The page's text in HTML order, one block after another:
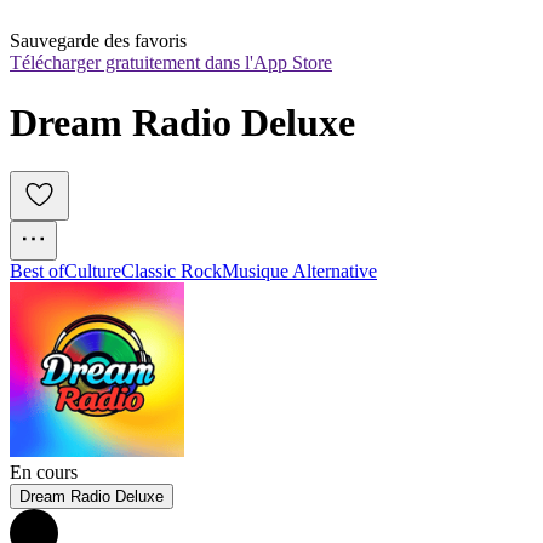
Sauvegarde des favoris
Télécharger gratuitement dans l'App Store
Dream Radio Deluxe
Best ofCultureClassic RockMusique Alternative
En cours
Dream Radio Deluxe